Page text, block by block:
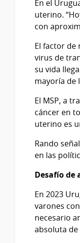
En el
uterino.
con
El factor de
virus de
su vida
mayoría de
El MSP, a
cáncer en
uterino es
Rando
en las
Desafío de
En 2023
varones
necesario
absoluta